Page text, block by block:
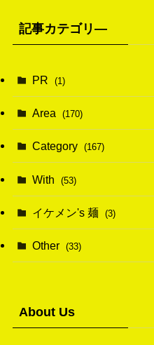
記事カテゴリ―
PR (1)
Area (170)
(1)
(38)
Category (167)
(114)
With (53)
(15)
(43)
(49)
イケメン's 麺 (3)
Other (33)
About Us